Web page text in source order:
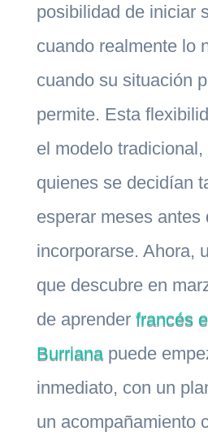
posibilidad de iniciar
cuando realmente lo
cuando su situación
permite. Esta
el modelo
quienes se decidían
esperar meses antes
incorporarse. Ahora,
que descubre en
de aprender francés
Burrianapuede
inmediato, con un
un acompañamiento